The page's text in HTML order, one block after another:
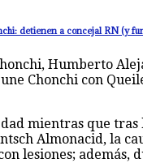
detienen a concejal RN (y
Humberto
Chonchi con
mientras que
Almonacid, la
lesiones; además,